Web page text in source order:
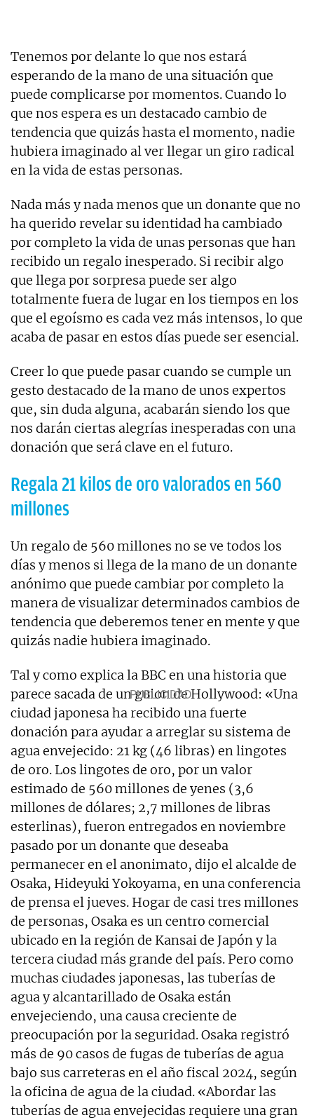
Tenemos por delante lo que nos estará
esperando de la mano de una situación que
puede complicarse por momentos. Cuando lo
que nos espera es un destacado cambio de
tendencia que quizás hasta el momento, nadie
hubiera imaginado al ver llegar un giro radical
en la vida de estas personas.
Nada más y nada menos que un donante que no
ha querido revelar su identidad ha cambiado
por completo la vida de unas personas que han
recibido un regalo inesperado. Si recibir algo
que llega por sorpresa puede ser algo
totalmente fuera de lugar en los tiempos en los
que el egoísmo es cada vez más intensos, lo que
acaba de pasar en estos días puede ser esencial.
Creer lo que puede pasar cuando se cumple un
gesto destacado de la mano de unos expertos
que, sin duda alguna, acabarán siendo los que
nos darán ciertas alegrías inesperadas con una
donación que será clave en el futuro.
Regala 21 kilos de oro valorados en 560
millones
Un regalo de 560 millones no se ve todos los
días y menos si llega de la mano de un donante
anónimo que puede cambiar por completo la
manera de visualizar determinados cambios de
tendencia que deberemos tener en mente y que
quizás nadie hubiera imaginado.
Tal y como explica la BBC en una historia que
parece sacada de un guion de Hollywood: «Una
ciudad japonesa ha recibido una fuerte
donación para ayudar a arreglar su sistema de
agua envejecido: 21 kg (46 libras) en lingotes
de oro. Los lingotes de oro, por un valor
estimado de 560 millones de yenes (3,6
millones de dólares; 2,7 millones de libras
esterlinas), fueron entregados en noviembre
pasado por un donante que deseaba
permanecer en el anonimato, dijo el alcalde de
Osaka, Hideyuki Yokoyama, en una conferencia
de prensa el jueves. Hogar de casi tres millones
de personas, Osaka es un centro comercial
ubicado en la región de Kansai de Japón y la
tercera ciudad más grande del país. Pero como
muchas ciudades japonesas, las tuberías de
agua y alcantarillado de Osaka están
envejeciendo, una causa creciente de
preocupación por la seguridad. Osaka registró
más de 90 casos de fugas de tuberías de agua
bajo sus carreteras en el año fiscal 2024, según
la oficina de agua de la ciudad. «Abordar las
tuberías de agua envejecidas requiere una gran